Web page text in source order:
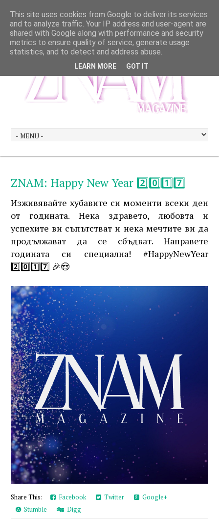
ZNAM: Happy New Year 2️⃣0️⃣1️⃣7️⃣
Изживявайте хубавите си моменти всеки ден
от годината. Нека здравето, любовта и
успехите ви съпътстват и нека мечтите ви да
продължават да се сбъдват. Направете
годината си специална! #HappyNewYear
2️⃣0️⃣1️⃣7️⃣ 🎉😍
Share This: Facebook Twitter
Google+
Stumble
Digg
This site uses cookies from Google to deliver its services
and to analyze traffic. Your IP address and user-agent are
shared with Google along with performance and security
metrics to ensure quality of service, generate usage
statistics, and to detect and address abuse.
LEARN MORE GOT IT